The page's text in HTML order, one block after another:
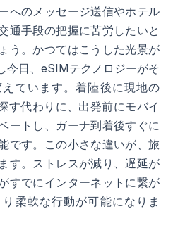
へのメッセージ送信やホテル
通手段の把握に苦労したいと
う。かつてはこうした光景が
今日、eSIMテクノロジーがそ
ています。着陸後に現地の
す代わりに、出発前にモバイ
ートし、ガーナ到着後すぐに
です。この小さな違いが、旅
す。ストレスが減り、遅延が
すでにインターネットに繋が
柔軟な行動が可能になりま